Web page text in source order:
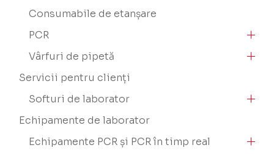
Consumabile de etanșare
PCR
Vârfuri de pipetă
Servicii pentru clienți
Softuri de laborator
Echipamente de laborator
Echipamente PCR și PCR în timp real